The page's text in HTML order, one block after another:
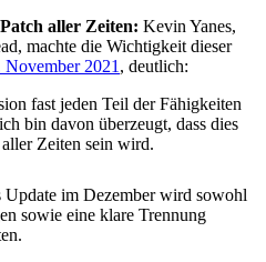
aller Zeiten: Kevin Yanes,
machte die Wichtigkeit dieser
2021 , deutlich:
fast jeden Teil der Fähigkeiten
bin davon überzeugt, dass dies
Zeiten sein wird.
im Dezember wird sowohl
sowie eine klare Trennung